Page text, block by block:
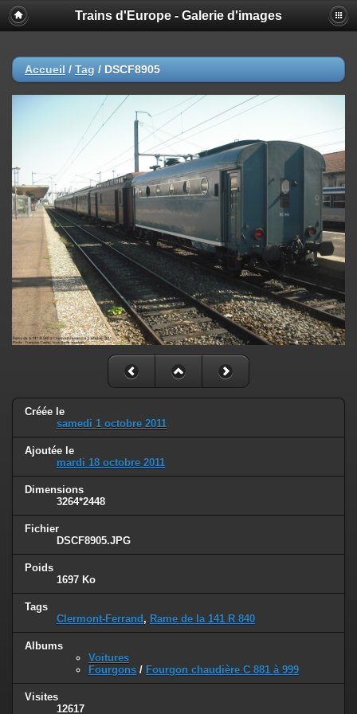
Trains d'Europe - Galerie d'images
Accueil / Tag / DSCF8905
Créée le
samedi 1 octobre 2011
Ajoutée le
mardi 18 octobre 2011
Dimensions
3264*2448
Fichier
DSCF8905.JPG
Poids
1697 Ko
Tags
Clermont-Ferrand , Rame de la 141 R 840
Albums
Voitures
Fourgons / Fourgon chaudière C 881 à 999
Visites
12617